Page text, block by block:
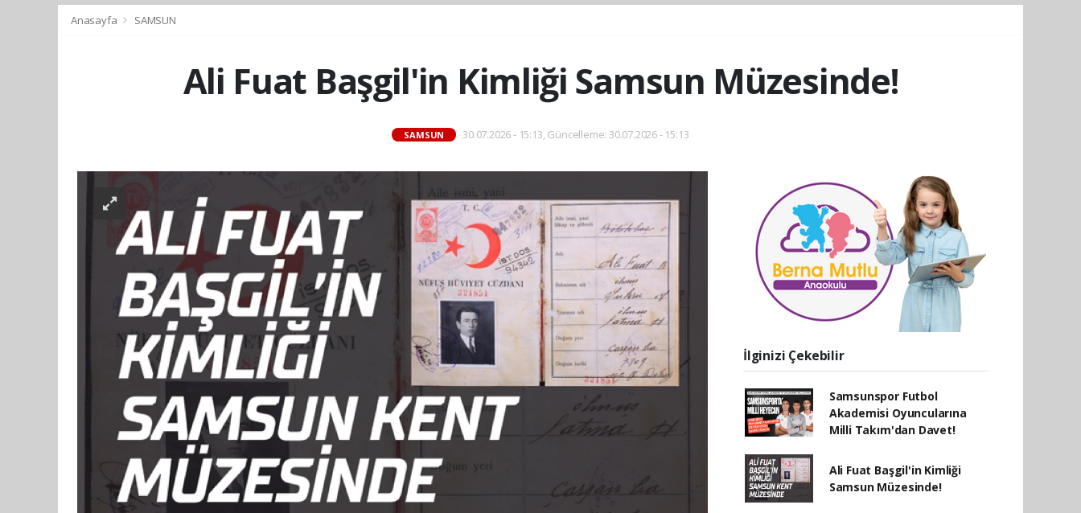
Anasayfa SAMSUN
Ali Fuat Başgil'in Kimliği Samsun Müzesinde!
SAMSUN 30.07.2026 - 15:13, Güncelleme: 30.07.2026 - 15:13
İlginizi Çekebilir
Samsunspor Futbol
Akademisi Oyuncularına
Milli Takım'dan Davet!
Ali Fuat Başgil'in Kimliği
Samsun Müzesinde!